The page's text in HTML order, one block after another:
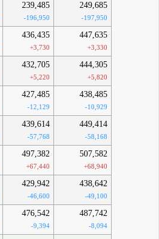
239,485
-196,950
249,685
-197,950
436,435
+3,730
447,635
+3,330
432,705
+5,220
444,305
+5,820
427,485
-12,129
438,485
-10,929
439,614
-57,768
449,414
-58,168
497,382
+67,440
507,582
+68,940
429,942
-46,600
438,642
-49,100
476,542
-9,394
487,742
-8,094